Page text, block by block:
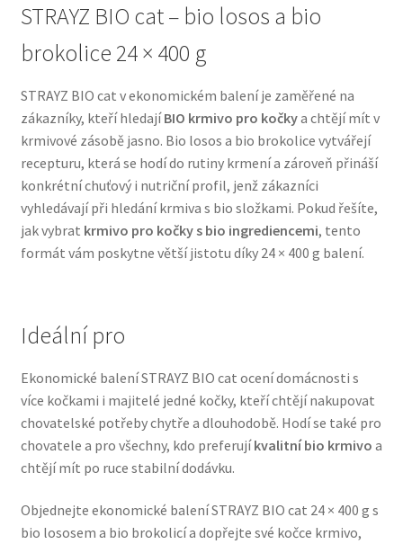
Ortopedické pelíšky
Purizon pro psy — Vysoký obsah masa, bez obilovin
Royal Canin pro psy
Veterinární dieta pro psy
STRAYZ BIO cat – bio losos a bio
brokolice 24 × 400 g
STRAYZ BIO cat v ekonomickém balení je zaměřené na
zákazníky, kteří hledajíBIO krmivo pro kočkya chtějí mít v
krmivové zásobě jasno. Bio losos a bio brokolice vytvářejí
recepturu, která se hodí do rutiny krmení a zároveň přináší
konkrétní chuťový i nutriční profil, jenž zákazníci
vyhledávají při hledání krmiva s bio složkami. Pokud řešíte,
jak vybrat krmivo pro kočky s bio ingrediencemi, tento
formát vám poskytne větší jistotu díky 24 × 400 g balení.
Ideální pro
Ekonomické balení STRAYZ BIO cat ocení domácnosti s
více kočkami i majitelé jedné kočky, kteří chtějí nakupovat
chovatelské potřeby chytře a dlouhodobě. Hodí se také pro
chovatele a pro všechny, kdo preferujíkvalitní bio krmivo a
chtějí mít po ruce stabilní dodávku.
Objednejte ekonomické balení STRAYZ BIO cat 24 × 400 g s
bio lososem a bio brokolicí a dopřejte své kočce krmivo,